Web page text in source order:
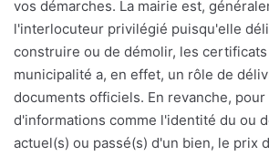
vos démarches. La mairie est,
l'interlocuteur privilégié puisqu'elle
construire ou de démolir, les certificats
municipalité a, en effet, un rôle de
documents officiels. En revanche,
d'informations comme l'identité du ou
actuel(s) ou passé(s) d'un bien, le prix